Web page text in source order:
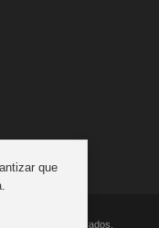
derechos reservados.
que